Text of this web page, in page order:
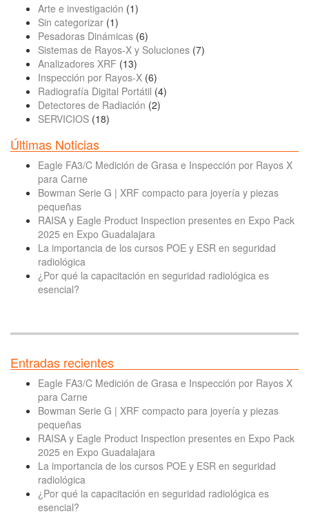
Arte e investigación (1)
Sin categorizar (1)
Pesadoras Dinámicas (6)
Sistemas de Rayos-X y Soluciones (7)
Analizadores XRF (13)
Inspección por Rayos-X (6)
Radiografía Digital Portátil (4)
Detectores de Radiación (2)
SERVICIOS (18)
Últimas Noticias
Eagle FA3/C Medición de Grasa e Inspección por Rayos X
para Carne
Bowman Serie G | XRF compacto para joyería y piezas
pequeñas
RAISA y Eagle Product Inspection presentes en Expo Pack
2025 en Expo Guadalajara
La importancia de los cursos POE y ESR en seguridad
radiológica
¿Por qué la capacitación en seguridad radiológica es
esencial?
Entradas recientes
Eagle FA3/C Medición de Grasa e Inspección por Rayos X
para Carne
Bowman Serie G | XRF compacto para joyería y piezas
pequeñas
RAISA y Eagle Product Inspection presentes en Expo Pack
2025 en Expo Guadalajara
La importancia de los cursos POE y ESR en seguridad
radiológica
¿Por qué la capacitación en seguridad radiológica es
esencial?